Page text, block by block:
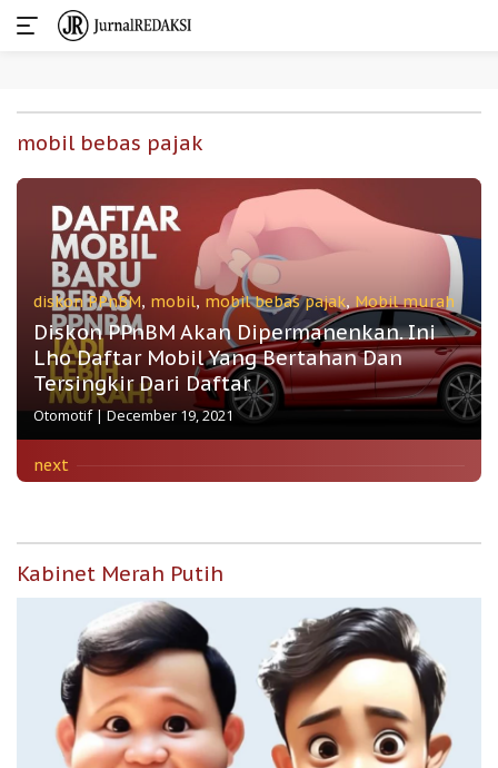
content
mobil bebas pajak
diskon PPnBM, mobil, mobil bebas pajak, Mobil murah
Diskon PPnBM Akan Dipermanenkan. Ini
Lho Daftar Mobil Yang Bertahan Dan
Tersingkir Dari Daftar
Otomotif|December 19, 2021
next
Kabinet Merah Putih